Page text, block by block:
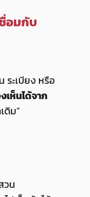
อมกับ
ระเบียง หรือ
เห็นได้จาก
ดิม”
วน